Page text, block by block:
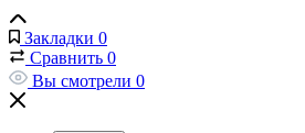
Закладки 0
Сравнить 0
Вы смотрели 0